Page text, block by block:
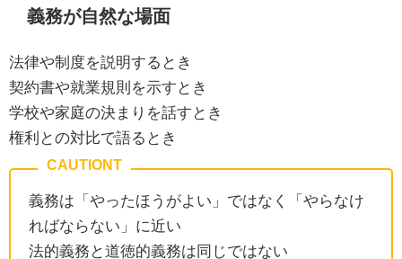
義務が自然な場面
法律や制度を説明するとき
契約書や就業規則を示すとき
学校や家庭の決まりを話すとき
権利との対比で語るとき
義務は「やったほうがよい」ではなく「やらなけ
ればならない」に近い
法的義務と道徳的義務は同じではない